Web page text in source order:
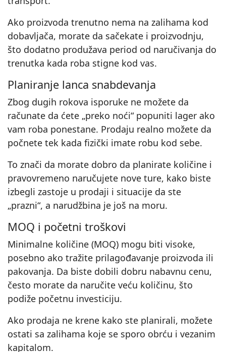
Ako proizvoda trenutno nema na zalihama kod
dobavljača, morate da sačekate i proizvodnju,
što dodatno produžava period od naručivanja do
trenutka kada roba stigne kod vas.
Planiranje lanca snabdevanja
Zbog dugih rokova isporuke ne možete da
računate da ćete „preko noći“ popuniti lager ako
vam roba ponestane. Prodaju realno možete da
počnete tek kada fizički imate robu kod sebe.
To znači da morate dobro da planirate količine i
pravovremeno naručujete nove ture, kako biste
izbegli zastoje u prodaji i situacije da ste
„prazni“, a narudžbina je još na moru.
MOQ i početni troškovi
Minimalne količine (MOQ) mogu biti visoke,
posebno ako tražite prilagođavanje proizvoda ili
pakovanja. Da biste dobili dobru nabavnu cenu,
često morate da naručite veću količinu, što
podiže početnu investiciju.
Ako prodaja ne krene kako ste planirali, možete
ostati sa zalihama koje se sporo obrću i vezanim
kapitalom.